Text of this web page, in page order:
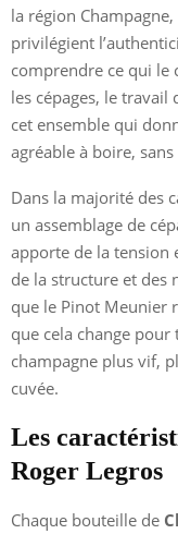
la région
privilégient
comprendre ce qui le
les cépages, le travail
cet ensemble qui
agréable à boire,
Dans la majorité des
un assemblage de
apporte de la tension
de la structure et des
que le Pinot Meunier
que cela change pour
champagne plus vif,
cuvée.
Les
Roger Legros
Chaque bouteille de